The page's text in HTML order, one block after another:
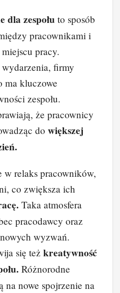
dla zespołu to sposób
pracownikami i
pracy.
firmy
ma kluczowe
zespołu.
że pracownicy
do większej
relaks pracowników,
co zwiększa ich
Taka atmosfera
pracodawcy oraz
wyzwań.
się też kreatywność
Różnorodne
na nowe spojrzenie na